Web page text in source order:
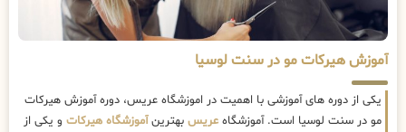
آموزش هیرکات مو در سنت لوسیا
یکی از دوره های آموزشی با اهمیت در اموزشگاه عریس، دوره آموزش هیرکات
مو در سنت لوسیا است. آموزشگاه عریس بهترینآموزشگاه هیرکات و یکی از